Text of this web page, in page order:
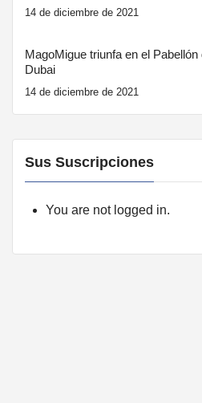
14 de diciembre de 2021
MagoMigue triunfa en el
Dubai
14 de diciembre de 2021
Sus Suscripciones
You are not logged in.